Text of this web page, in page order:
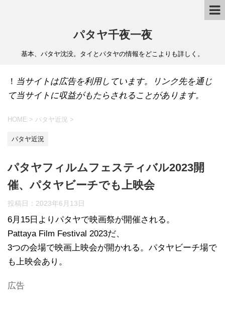
パタヤ千夜一夜
基本、パタヤ沈没。タイとパタヤの情報をどこよりも詳しく。
！ 当サイトは広告を利用しています。リンク先を通じ
て当サイトに収益がもたらされることがあります。
HOME > パタヤ近況 >
パタヤ近況
パタヤフィルムフェスティバル2023開
催、パタヤビーチでも上映会
投稿日： 2023年6月13日
6月15日よりパタヤで映画祭が開催される。
Pattaya Film Festival 2023だ、
3つの会場で映画上映会が開かれる。パタヤビーチ場で
も上映会あり。
広告